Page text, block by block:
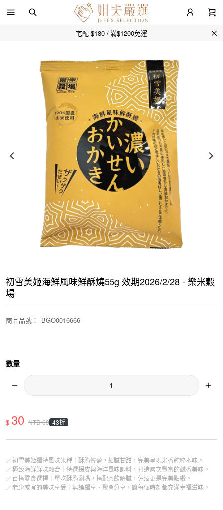
宅配 $180 / 滿$1200免運
初雪美姬海鮮風味鮮酥燒55g 效期2026/2/28 - 樂米穀
場
商品品號 ： BGO0016666
數量
$ 30 NTD69 43折
✅ 初雪美姬獨特風味米種｜酥脆輕盈，細膩甘甜，完美呈現米香純粹本味。
✅ 極致海鮮鮮味融合｜特選蝦皮與海洋風味調料，打造層次豐富的鹹香美味。
✅ 百搭零食選擇｜單吃酥脆涮嘴，搭配茶飲解膩，佐酒更是完美點綴。
✅ 老少咸宜的美味享受｜無論獨享、聚會分享，讓每個時刻都充滿幸福滋味。